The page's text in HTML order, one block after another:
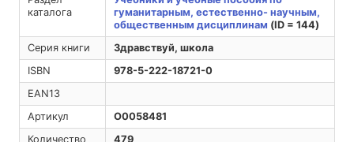
каталога
гуманитарным, естественно- научным,
общественным дисциплинам (ID = 144)
Серия книги
Здравствуй, школа
ISBN
978-5-222-18721-0
EAN13
Артикул
O0058481
Количество
479